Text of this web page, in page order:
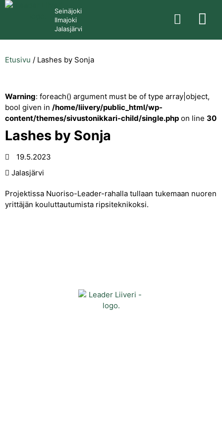
Seinäjoki
Ilmajoki
Jalasjärvi
Etusivu / Lashes by Sonja
Warning: foreach() argument must be of type array|object,
bool given in /home/liivery/public_html/wp-
content/themes/sivustonikkari-child/single.php on line 30
Lashes by Sonja
19.5.2023
Jalasjärvi
Projektissa Nuoriso-Leader-rahalla tullaan tukemaan nuoren
yrittäjän kouluttautumista ripsiteknikoksi.